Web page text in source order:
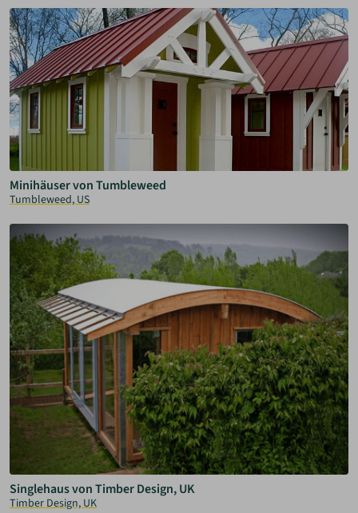
Minihäuser von Tumbleweed
Tumbleweed, US
Singlehaus von Timber Design, UK
Timber Design, UK